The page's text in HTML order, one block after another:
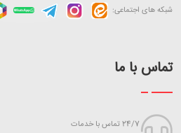
شبکه های اجتماعی:
تماس با ما
24/7 تماس با خدمات